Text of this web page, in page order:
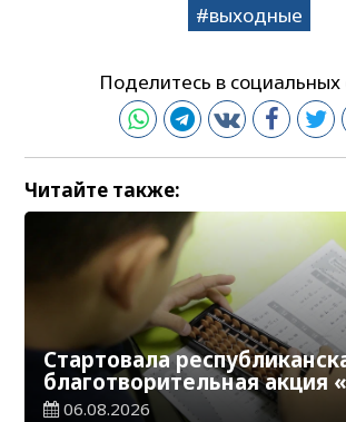
выходные
Поделитесь в социальных
Читайте также:
Стартовала
благотворительная акция
школу»
06.08.2026